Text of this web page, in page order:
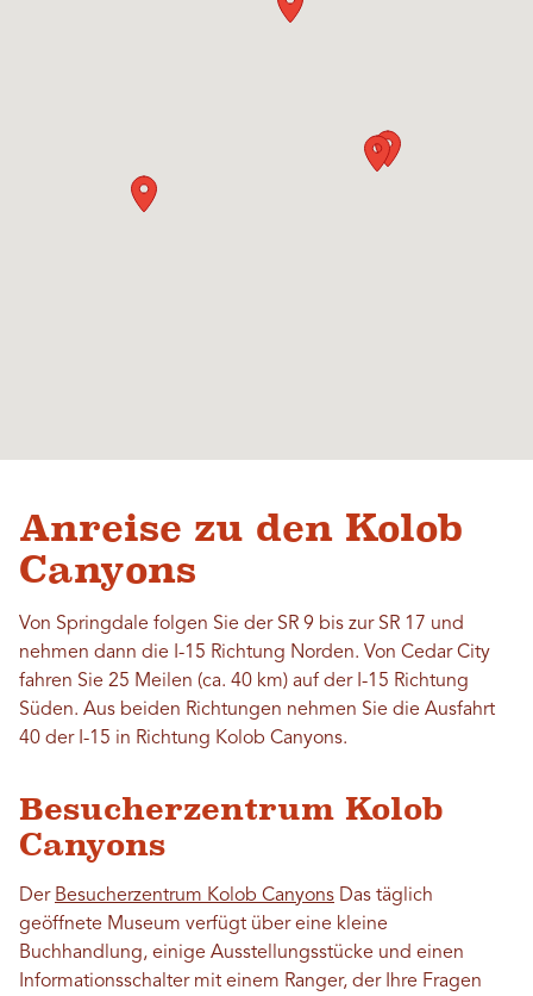
Anreise zu den Kolob
Canyons
Von Springdale folgen Sie der SR 9 bis zur SR 17 und
nehmen dann die I-15 Richtung Norden. Von Cedar City
fahren Sie 25 Meilen (ca. 40 km) auf der I-15 Richtung
Süden. Aus beiden Richtungen nehmen Sie die Ausfahrt
40 der I-15 in Richtung Kolob Canyons.
Besucherzentrum Kolob
Canyons
Der Besucherzentrum Kolob Canyons Das täglich
geöffnete Museum verfügt über eine kleine
Buchhandlung, einige Ausstellungsstücke und einen
Informationsschalter mit einem Ranger, der Ihre Fragen